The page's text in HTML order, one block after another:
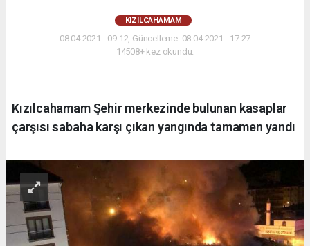
KIZILCAHAMAM
08.04.2021 - 09:12, Güncelleme: 08.04.2021 - 17:27
14508+ kez okundu.
Kızılcahamam Şehir merkezinde bulunan kasaplar
çarşısı sabaha karşı çıkan yangında tamamen yandı